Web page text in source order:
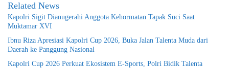
Related News
Kapolri Sigit Dianugerahi Anggota Kehormatan Tapak Suci Saat
Muktamar XVI
Ibnu Riza Apresiasi Kapolri Cup 2026, Buka Jalan Talenta Muda dari
Daerah ke Panggung Nasional
Kapolri Cup 2026 Perkuat Ekosistem E-Sports, Polri Bidik Talenta